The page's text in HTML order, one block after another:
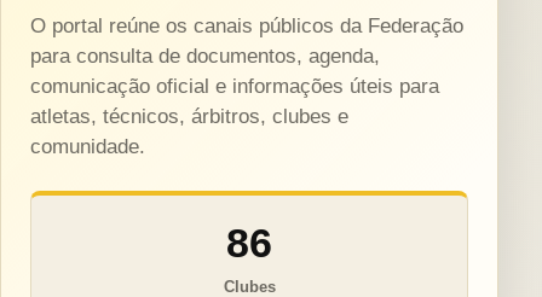
O portal reúne os canais públicos da Federação
para consulta de documentos, agenda,
comunicação oficial e informações úteis para
atletas, técnicos, árbitros, clubes e
comunidade.
86
Clubes